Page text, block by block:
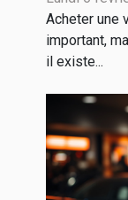
Acheter une
important,
il existe...